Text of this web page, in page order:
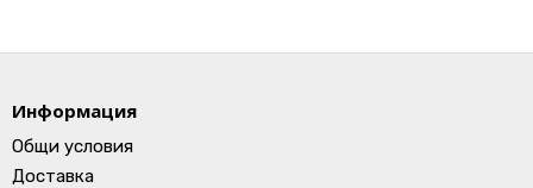
Информация
Общи условия
Доставка